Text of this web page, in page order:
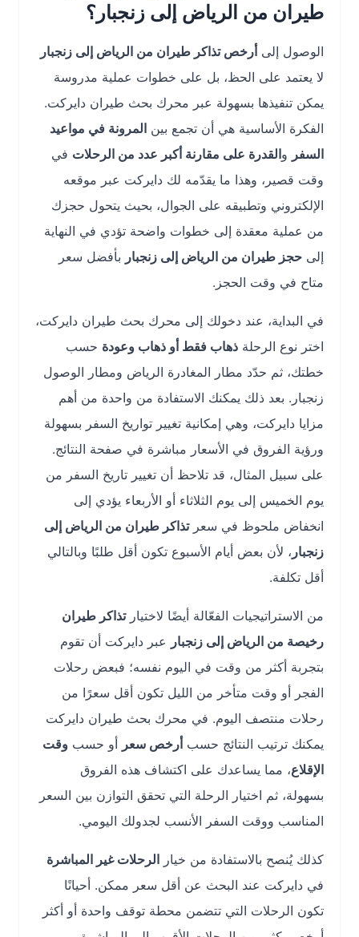
طيران من الرياض إلى زنجبار؟
الوصول إلى أرخص تذاكر طيران من الرياض إلى زنجبار
لا يعتمد على الحظ، بل على خطوات عملية مدروسة
يمكن تنفيذها بسهولة عبر محرك بحث طيران دايركت.
الفكرة الأساسية هي أن تجمع بينالمرونة في مواعيد
والقدرة على مقارنة أكبر عدد من الرحلاتفي
وقت قصير، وهذا ما يقدّمه لك دايركت عبر موقعه
الإلكتروني وتطبيقه على الجوال، بحيث يتحول حجزك
من عملية معقدة إلى خطوات واضحة تؤدي في النهاية
حجز طيران من الرياض إلى زنجبار بأفضل سعر
متاح في وقت الحجز.
في البداية، عند دخولك إلى محرك بحث طيران دايركت،
اختر نوع الرحلةذهاب فقط أو ذهاب وعودةحسب
خطتك، ثم حدّد مطار المغادرة الرياض ومطار الوصول
زنجبار. بعد ذلك يمكنك الاستفادة من واحدة من أهم
مزايا دايركت، وهي إمكانية تغيير تواريخ السفر بسهولة
ورؤية الفروق في الأسعار مباشرة في صفحة النتائج.
على سبيل المثال، قد تلاحظ أن تغيير تاريخ السفر من
يوم الخميس إلى يوم الثلاثاء أو الأربعاء يؤدي إلى
انخفاض ملحوظ في سعر تذاكر طيران من الرياض إلى
، لأن بعض أيام الأسبوع تكون أقل طلبًا وبالتالي
أقل تكلفة.
من الاستراتيجيات الفعّالة أيضًا لاختيارتذاكر طيران
رخيصة من الرياض إلى زنجبار عبر دايركت أن تقوم
بتجربة أكثر من وقت في اليوم نفسه؛ فبعض رحلات
الفجر أو وقت متأخر من الليل تكون أقل سعرًا من
رحلات منتصف اليوم. في محرك بحث طيران دايركت
يمكنك ترتيب النتائج حسبأرخص سعر أو حسبوقت
الإقلاع، مما يساعدك على اكتشاف هذه الفروق
بسهولة، ثم اختيار الرحلة التي تحقق التوازن بين السعر
المناسب ووقت السفر الأنسب لجدولك اليومي.
كذلك يُنصح بالاستفادة من خيارالرحلات غير المباشرة
في دايركت عند البحث عن أقل سعر ممكن. أحيانًا
تكون الرحلات التي تتضمن محطة توقف واحدة أو أكثر